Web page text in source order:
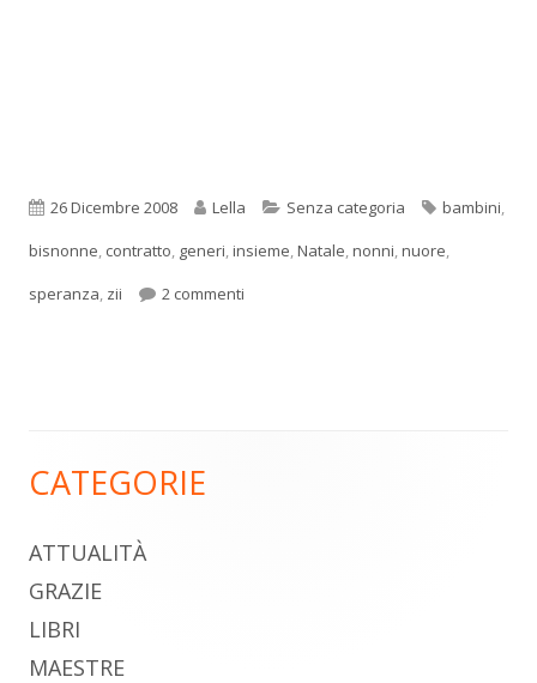
Pubblicato
26 Dicembre 2008 Autore
Lella Categorie
Senza categoria Tag
bambini,
bisnonne, contratto, generi,insieme,Natale,nonni,nuore,
speranza, zii 2 commenti
Barra
laterale
principale
CATEGORIE
ATTUALITÀ
GRAZIE
LIBRI
MAESTRE